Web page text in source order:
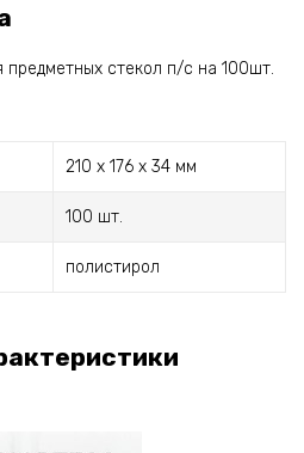
предметных стекол п/с на 100шт.
210 x 176 x 34 мм
100 шт.
полистирол